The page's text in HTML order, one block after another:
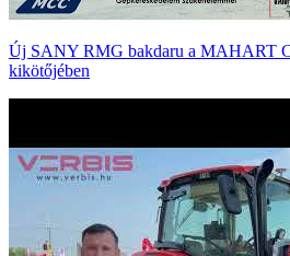
Új SANY RMG bakdaru a MAHART
kikötőjében